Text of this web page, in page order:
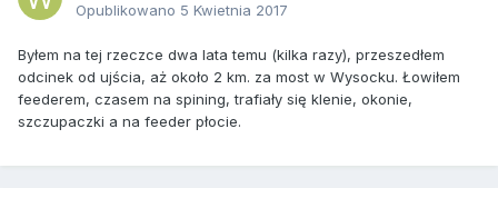
Opublikowano 5 Kwietnia 2017
Byłem na tej rzeczce dwa lata temu (kilka razy), przeszedłem
odcinek od ujścia, aż około 2 km. za most w Wysocku. Łowiłem
feederem, czasem na spining, trafiały się klenie, okonie,
szczupaczki a na feeder płocie.